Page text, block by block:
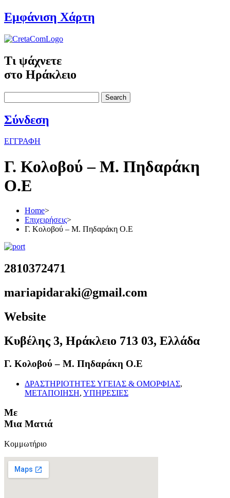
Εμφάνιση Χάρτη
Τι ψάχνετε
στο Ηράκλειο
Search
Σύνδεση
ΕΓΓΡΑΦΗ
Γ. Κολοβού – Μ. Πηδαράκη
Ο.Ε
Home>
Επιχειρήσεις>
Γ. Κολοβού – Μ. Πηδαράκη Ο.Ε
2810372471
mariapidaraki@gmail.com
Website
Κυβέλης 3, Ηράκλειο 713 03, Ελλάδα
Γ. Κολοβού – Μ. Πηδαράκη Ο.Ε
ΔΡΑΣΤΗΡΙΟΤΗΤΕΣ ΥΓΕΙΑΣ & ΟΜΟΡΦΙΑΣ,
ΜΕΤΑΠΟΙΗΣΗ, ΥΠΗΡΕΣΙΕΣ
Με
Μια Ματιά
Κομμωτήριο